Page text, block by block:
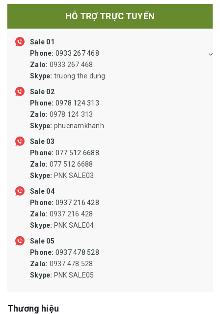
XI LANH ỐNG HƠI VAN LỌC VẬT TƯ KHÍ NÉN
KHỚP NỐI NHÔNG SÊN BĂNG TẢI PULLY
ỐNG THỦY LỰC, ỐNG SIPHON, ỐNG RUỘT GÀ LÕI THÉP, ỐNG
MỀM INOX DẪN DUNG DỊCH
VẬT TƯ VAN ĐƯỜNG ỐNG, MẶT BÍCH
VẬT TƯ BẢO HỘ LAO ĐỘNG
QUẠT CÔNG NGHIỆP, QUẠT LY TÂM
SIN PHỐT, PHỐT CHỊU NHIỆT, ORING CHỊU NHIỆT
NAM CHÂM DẠNG THANH, NAM CHÂM DẠNG CUỘN, NAM
CHÂM DẠNG ỐNG
MŨI KHOAN TARO DOA PHAY TIỆN MÀI DŨA MŨI VÍT ĐẦU
MĂNG RANH
MÁY KHOAN, MÁY PHAY, MÁY MÀI, MÁY CHÀ NHÁM, MÁY BẮT
ỐC VÍT
ĐÁ CẮT,MÀI,CÀ LEM,NHÁM NỈ ĐÁNH BÓNG,BÁNH CHÉN CƯỚC
HỖ TRỢ TRỰC TUYẾN
Sale 01
Phone: 0933 267 468
Zalo: 0933 267 468
Skype: truong.the.dung
Sale 02
Phone: 0978 124 313
Zalo: 0978 124 313
Skype: phucnamkhanh
Sale 03
Phone: 077 512 6688
Zalo: 077 512 6688
Skype: PNK SALE03
Sale 04
Phone: 0937 216 428
Zalo: 0937 216 428
Skype: PNK SALE04
Sale 05
Phone: 0937 478 528
Zalo: 0937 478 528
Skype: PNK SALE05
Thương hiệu